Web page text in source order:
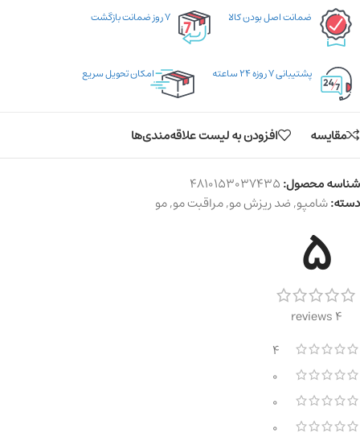
ضمانت اصل بودن کالا ۷ روز ضمانت بازگشت
پشتیبانی ۷ روزه ۲۴ ساعته امکان تحویل سریع
مقایسه افزودن به لیست علاقه‌مندی‌ها
شناسه محصول:4810153037435
دسته:شامپو,ضد ریزش مو,مراقبت مو,مو
5
4 reviews
4
0
0
0